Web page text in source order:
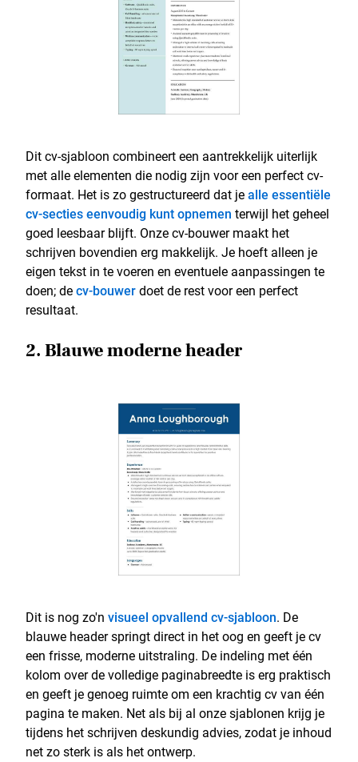
Dit cv-sjabloon combineert een aantrekkelijk uiterlijk
met alle elementen die nodig zijn voor een perfect cv-
formaat. Het is zo gestructureerd dat jealle essentiële
cv-secties eenvoudig kunt opnemen terwijl het geheel
goed leesbaar blijft. Onze cv-bouwer maakt het
schrijven bovendien erg makkelijk. Je hoeft alleen je
eigen tekst in te voeren en eventuele aanpassingen te
doen; decv-bouwerdoet de rest voor een perfect
resultaat.
2. Blauwe moderne header
Dit is nog zo'n visueel opvallend cv-sjabloon. De
blauwe header springt direct in het oog en geeft je cv
een frisse, moderne uitstraling. De indeling met één
kolom over de volledige paginabreedte is erg praktisch
en geeft je genoeg ruimte om een krachtig cv van één
pagina te maken. Net als bij al onze sjablonen krijg je
tijdens het schrijven deskundig advies, zodat je inhoud
net zo sterk is als het ontwerp.